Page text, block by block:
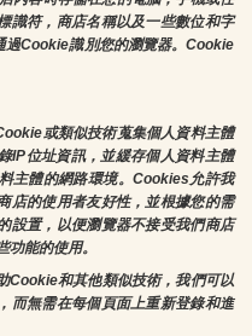
識符，商店名稱以及一些數位和字
過Cookie識別您的瀏覽器。Cookie
或類似技術蒐集個人資料主體
IP位址資訊，並緩存個人資料主體
主體的網路環境。Cookies允許我
店的使用者友好性，並根據您的需
設置，以便瀏覽器不接受我們商店
能的使用。
Cookie和其他類似技術，我們可以
而無需在每個頁面上重新登錄和進